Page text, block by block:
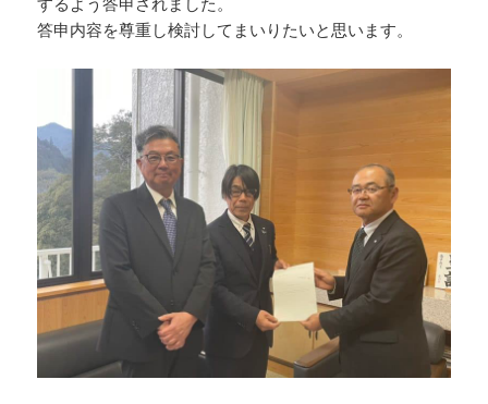
答申内容を尊重し検討してまいりたいと思います。